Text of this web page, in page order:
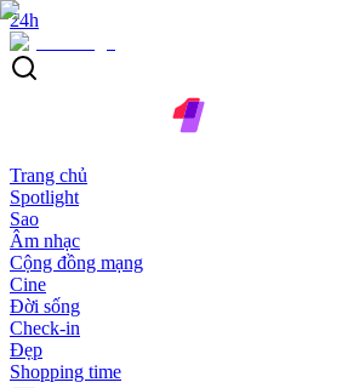
24h
Trang chủ
Spotlight
Sao
Âm nhạc
Cộng đồng mạng
Cine
Đời sống
Check-in
Đẹp
Shopping time